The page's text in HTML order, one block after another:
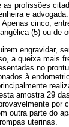
profissões
e
cinco,
(5) ou de
engravidar,
a queixa mais
no
à
amostra 29
por
outra parte do
uterinas.